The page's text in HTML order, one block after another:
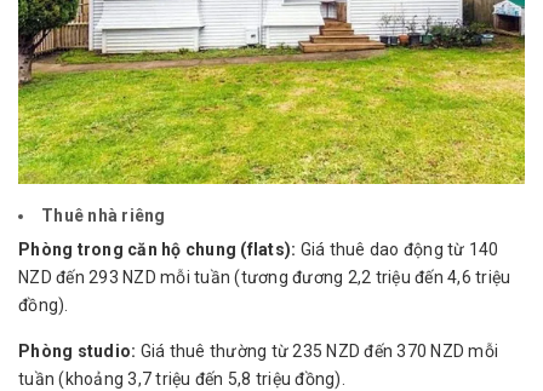
Thuê nhà riêng
Phòng trong căn hộ chung (flats): Giá thuê dao động từ 140
NZD đến 293 NZD mỗi tuần (tương đương 2,2 triệu đến 4,6 triệu
đồng).
Phòng studio: Giá thuê thường từ 235 NZD đến 370 NZD mỗi
tuần (khoảng 3,7 triệu đến 5,8 triệu đồng).